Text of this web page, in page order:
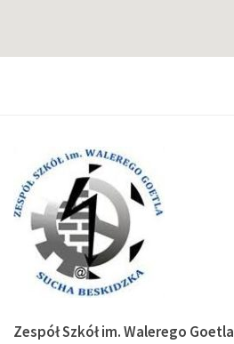
Zespół Szkół im. Walerego Goetla